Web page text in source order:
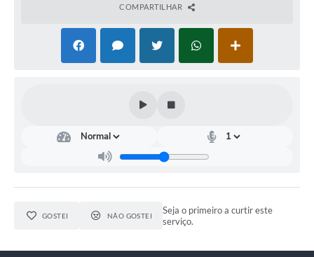
COMPARTILHAR
GOSTEI NÃO GOSTEI
Seja o primeiro a curtir este
serviço.